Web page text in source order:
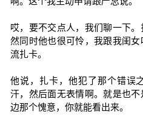
哎，要不交点人，我们聊一下
然同时他也很可怜，我跟我闺
流扎卡。
他说，扎卡，他犯了那个错误
汗，然后面无表情啊。就是也
边那个愧意，你就能看出来。